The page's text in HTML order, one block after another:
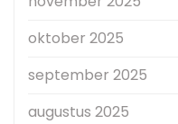
oktober 2025
september 2025
augustus 2025